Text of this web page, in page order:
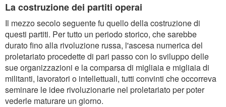
La costruzione dei partiti operai
Il mezzo secolo seguente fu quello della costruzione di
questi partiti. Per tutto un periodo storico, che sarebbe
durato fino alla rivoluzione russa, l'ascesa numerica del
proletariato procedette di pari passo con lo sviluppo delle
sue organizzazioni e la comparsa di migliaia e migliaia di
militanti, lavoratori o intellettuali, tutti convinti che occorreva
seminare le idee rivoluzionarie nel proletariato per poter
vederle maturare un giorno.